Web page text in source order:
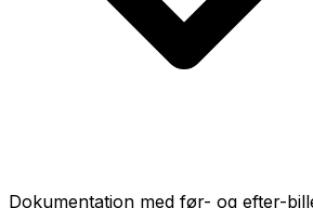
Dokumentation med før- og efter-